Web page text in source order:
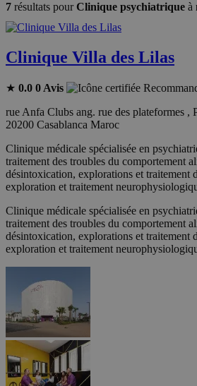
7 résultats pourClinique psychiatrique à
Clinique Villa des Lilas
★ 0.0 0 Avis
rue Anfa Clubs ang. rue des plateformes ,
20200 Casablanca Maroc
Clinique médicale spécialisée en
traitement des troubles du comportement
désintoxication, explorations et traitement
exploration et traitement
Clinique médicale spécialisée en
traitement des troubles du comportement
désintoxication, explorations et traitement
exploration et traitement